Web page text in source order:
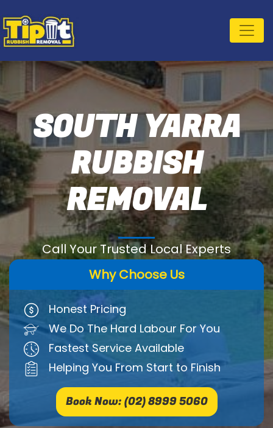
SOUTH YARRA
RUBBISH
REMOVAL
Call Your Trusted Local Experts
Why Choose Us
Honest Pricing
We Do The Hard Labour For You
Fastest Service Available
Helping You From Start to Finish
Book Now: (02) 8999 5060